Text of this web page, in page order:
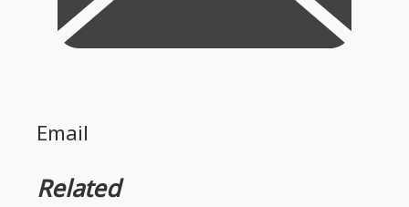
Email
Related